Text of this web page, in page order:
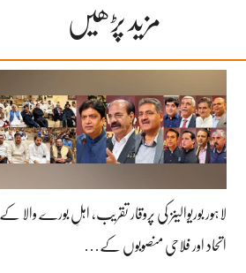
مزید پڑھیں
لاہور بوریوالینز کی پروقار تقریب، اہلِ بورے والا کے
اتحاد اور فلاحی منصوبوں کے…